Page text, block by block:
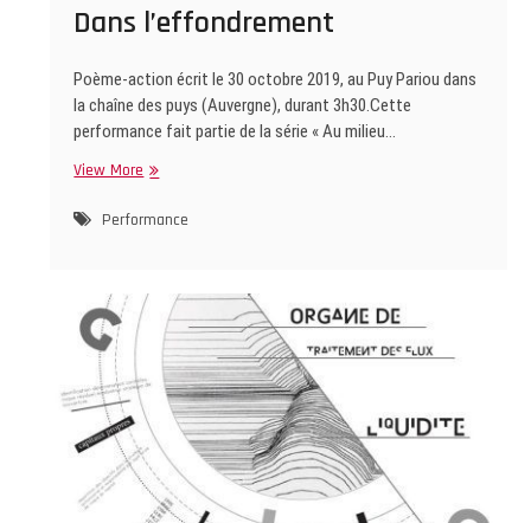
Dans l’effondrement
Poème-action écrit le 30 octobre 2019, au Puy Pariou dans
la chaîne des puys (Auvergne), durant 3h30.Cette
performance fait partie de la série « Au milieu…
View MoreDans
Performance